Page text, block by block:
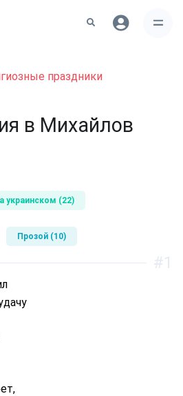
праздники
в Михайлов
украинском (22)
Прозой (10)
#1